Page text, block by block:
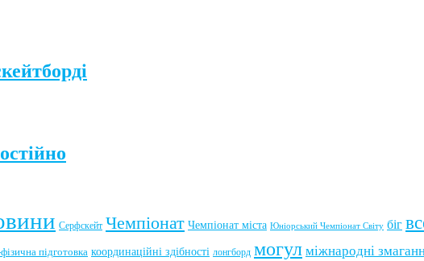
Серфскейт Чемпіонат Чемпіонат міста Юніорський Чемпіонат Світу біг
підготовка координаційні здібності лонгборд могул міжнародні